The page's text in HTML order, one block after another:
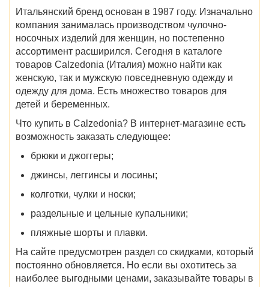
Итальянский бренд основан в 1987 году. Изначально
компания занималась производством чулочно-
носочных изделий для женщин, но постепенно
ассортимент расширился. Сегодня в каталоге
товаров Calzedonia (Италия) можно найти как
женскую, так и мужскую повседневную одежду и
одежду для дома. Есть множество товаров для
детей и беременных.
Что купить в Calzedonia? В интернет-магазине есть
возможность заказать следующее:
брюки и джоггеры;
джинсы, леггинсы и лосины;
колготки, чулки и носки;
раздельные и цельные купальники;
пляжные шорты и плавки.
На сайте предусмотрен раздел со скидками, который
постоянно обновляется. Но если вы охотитесь за
наиболее выгодными ценами, заказывайте товары в